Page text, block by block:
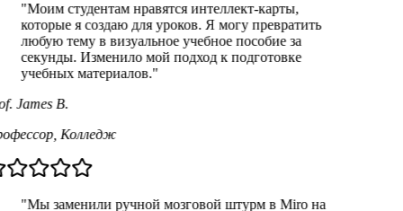
"Моим студентам нравятся интеллект-карты,
которые я создаю для уроков. Я могу превратить
любую тему в визуальное учебное пособие за
секунды. Изменило мой подход к подготовке
учебных материалов."
James B.
, Колледж
"Мы заменили ручной мозговой штурм в Miro на